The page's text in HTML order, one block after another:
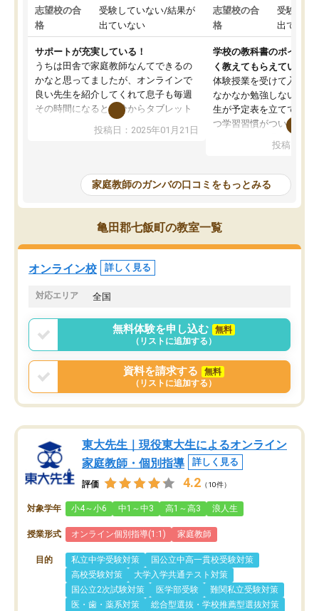
志望校の合
格
受験していない/結果が
出ていない
サポートが充実している！
うちは田舎で家庭教師なんてできるの
かなと思ってましたが、オンラインで
良い先生を紹介してくれて息子も毎週
その時間になると自分からタブレット
を開いてzoomを繋げるようになりまし
た！5科目なんでもOKなのもとても気
めて1年ほどだった今では平均点以上の
科目が増えてきました！あと1年受験ま
であるので無料の週末教室を使用しな
がら頑張って欲しいと思います！
投稿日：2025年01月21日
志望校の合
格
受験して
出ていな
学校の教科書のポイント
く教えてもらえている
体験授業を受けて入塾し
なかなか勉強しない息子
生が予定表を立ててくれ
つ学習習慣がついてきま
指導が無い日も予定表
問できるのでとても助か
投稿日：
家庭教師のガンバの口コミをもっとみる
亀田郡七飯町の教室一覧
オンライン校 詳しく見る
対応エリア 全国
無料体験を申し込む
無料
（リストに追加する）
資料を請求する
無料
（リストに追加する）
東大先生｜現役東大生によるオンライン
家庭教師・個別指導
詳しく見る
評価 4.2 （10件）
対象学年 小4～小6 中1～中3 高1～高3 浪人生
授業形式 オンライン個別指導(1:1) 家庭教師
目的 私立中学受験対策
国公立中高一貫校受験対策
高校受験対策
大学入学共通テスト対策
国公立2次試験対策
医学部受験
難関私立受験対策
医・歯・薬系対策
総合型選抜・学校推薦型選抜対策